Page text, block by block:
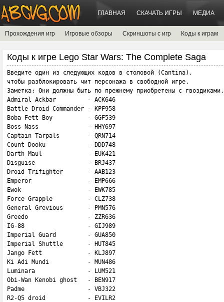
ГЛАВНАЯ СКАЧАТЬ ИГРЫ МЕДИА
Прохождения игр Игровые обзоры Скриншоты с игр Коды к играм
Коды к игре Lego Star Wars: The Complete Saga
Введите один из следующих кодов в столовой (Cantina),
чтобы разблокировать чит персонажа в свободной игре.
Заметка: Они должны быть по прежнему приобретены с гвоздиками.
Admiral Ackbar         - ACK646
Battle Droid Commander - KPF958
Boba Fett Boy          - GGF539
Boss Nass              - HHY697
Captain Tarpals        - QRN714
Count Dooku            - DDD748
Darth Maul             - EUK421
Disguise               - BRJ437
Droid Trifighter       - AAB123
Emperor                - EMP666
Ewok                   - EWK785
Force Grapple          - CLZ738
General Grevious       - PMN576
Greedo                 - ZZR636
IG-88                  - GIJ989
Imperial Guard         - GUA850
Imperial Shuttle       - HUT845
Jango Fett             - KLJ897
Ki Adi Mundi           - MUN486
Luminara               - LUM521
Obi-Wan Kenobi ghost   - BEN917
Padme                  - VBJ322
R2-Q5 droid            - EVILR2